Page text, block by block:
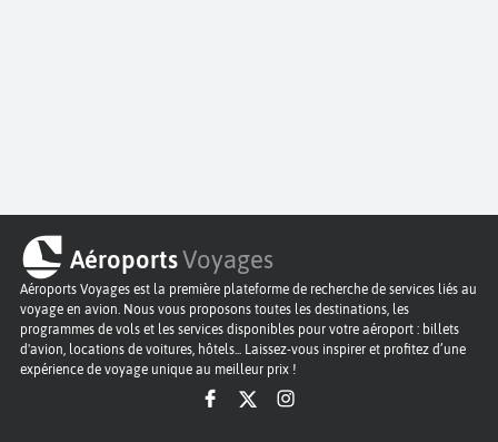
AéroportsVoyages
Aéroports Voyages est la première plateforme de recherche de services liés au
voyage en avion. Nous vous proposons toutes les destinations, les
programmes de vols et les services disponibles pour votre aéroport : billets
d'avion, locations de voitures, hôtels... Laissez-vous inspirer et profitez d’une
expérience de voyage unique au meilleur prix !